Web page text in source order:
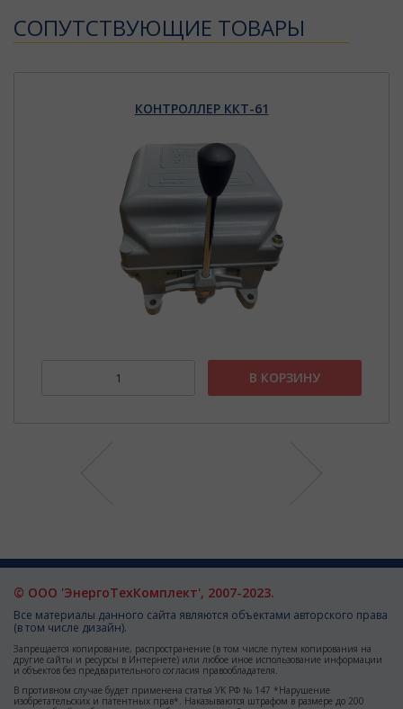
CОПУТСТВУЮЩИЕ ТОВАРЫ
КОНТРОЛЛЕР ККТ-61
В КОРЗИНУ
© ООО 'ЭнергоТехКомплект', 2007-2023.
Все материалы данного сайта являются объектами авторского права
(в том числе дизайн).
Запрещается копирование, распространение (в том числе путем копирования на
другие сайты и ресурсы в Интернете) или любое иное использование информации
и объектов без предварительного согласия правообладателя.
В противном случае будет применена статья УК РФ № 147 *Нарушение
изобретательских и патентных прав*. Наказываются штрафом в размере до 200